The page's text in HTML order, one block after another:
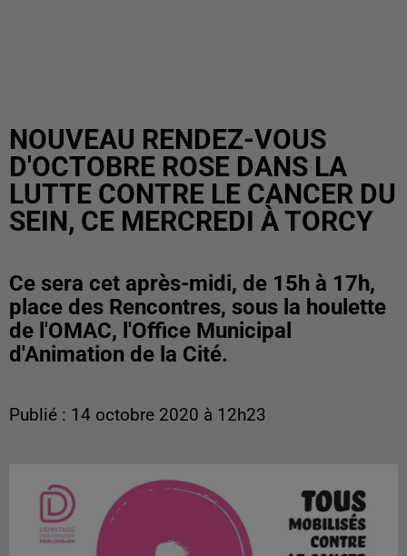
NOUVEAU RENDEZ-VOUS
D'OCTOBRE ROSE DANS LA
LUTTE CONTRE LE CANCER DU
SEIN, CE MERCREDI À TORCY
Ce sera cet après-midi, de 15h à 17h,
place des Rencontres, sous la houlette
de l'OMAC, l'Office Municipal
d'Animation de la Cité.
Publié : 14 octobre 2020 à 12h23